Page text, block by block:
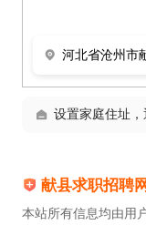
4.其他要求：熟
3.福利保障：意
节日福利、培训
河北省沧州市
设置家庭住址
献县求职招聘
本站所有信息均由用